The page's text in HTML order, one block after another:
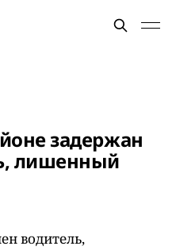
задержан
лишенный
водитель,